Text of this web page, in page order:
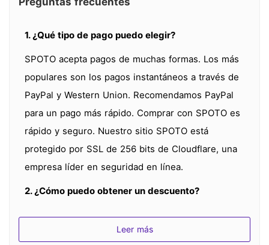
1. ¿Qué tipo de pago puedo elegir?
SPOTO acepta pagos de muchas formas. Los más
populares son los pagos instantáneos a través de
PayPal y Western Union. Recomendamos PayPal
para un pago más rápido. Comprar con SPOTO es
rápido y seguro. Nuestro sitio SPOTO está
protegido por SSL de 256 bits de Cloudflare, una
empresa líder en seguridad en línea.
2. ¿Cómo puedo obtener un descuento?
Existen descuentos especiales para
certificaciones y exámenes populares. Si desea
Leer más